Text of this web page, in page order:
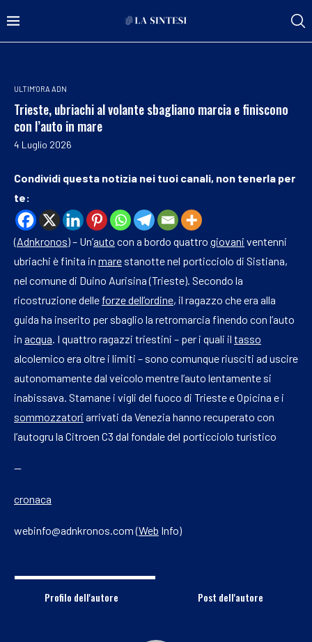
ULTIM'ORA ADN
Trieste, ubriachi al volante sbagliano marcia e finiscono
con l’auto in mare
4 Luglio 2026
Condividi questa notizia nei tuoi canali, non tenerla per
te:
(Adnkronos) – Un’auto con a bordo quattro giovani ventenni
ubriachi è finita in mare stanotte nel porticciolo di Sistiana,
nel comune di Duino Aurisina (Trieste). Secondo la
ricostruzione delle forze dell’ordine, il ragazzo che era alla
guida ha inserito per sbaglio la retromarcia finendo con l’auto
in acqua. I quattro ragazzi triestini – per i quali il tasso
alcolemico era oltre i limiti – sono comunque riusciti ad uscire
autonomamente dal veicolo mentre l’auto lentamente si
inabissava. Stamane i vigli del fuoco di Trieste e Opicina e i
sommozzatori arrivati da Venezia hanno recuperato con
l’autogru la Citroen C3 dal fondale del porticciolo turistico
—
cronaca
webinfo@adnkronos.com (Web Info)
Profilo dell'autore Post dell'autore